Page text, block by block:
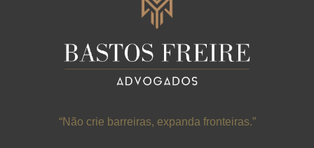
“Não crie barreiras, expanda fronteiras.”